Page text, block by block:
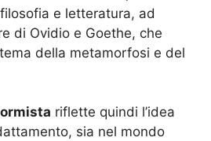
e letteratura, ad
di Ovidio e Goethe, che
della metamorfosi e del
riflette quindi l’idea
sia nel mondo